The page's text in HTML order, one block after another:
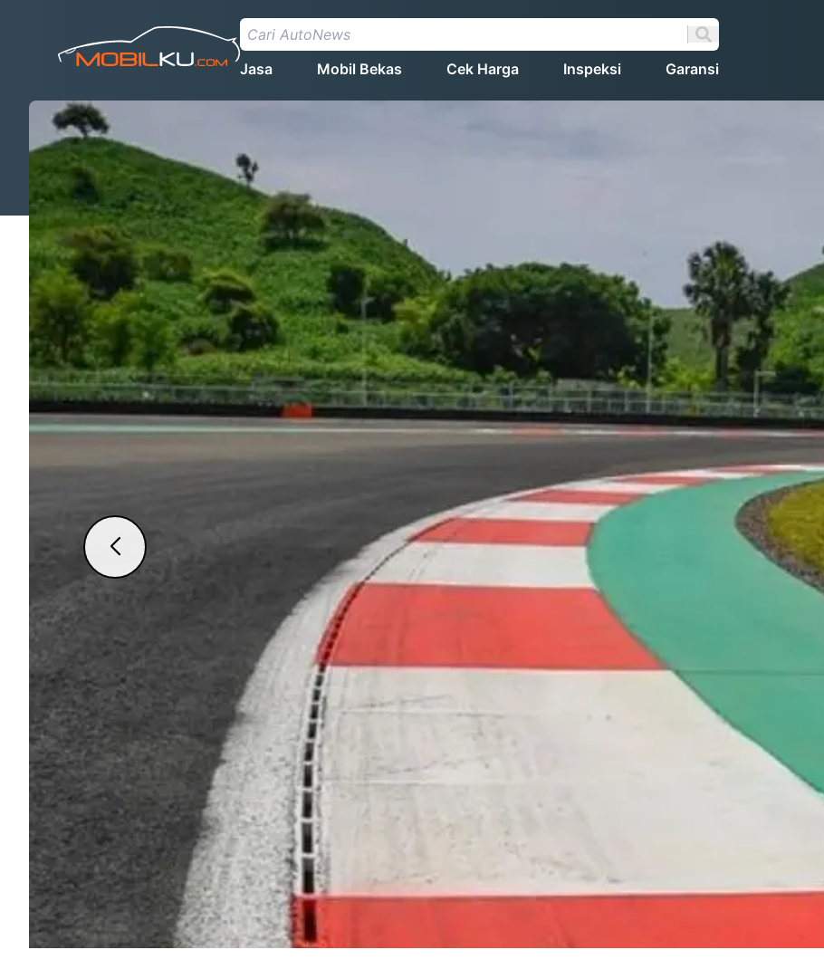
Jasa Mobil Bekas Cek Harga Inspeksi Garansi